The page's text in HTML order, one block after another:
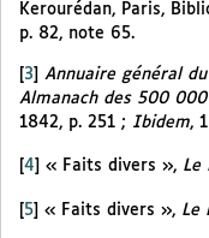
Kerourédan, Paris,
p. 82, note 65.
[3] Annuaire général
Almanach des 500 000
1842, p. 251 ; Ibidem,
4 « Faits divers », Le
[5] « Faits divers », Le